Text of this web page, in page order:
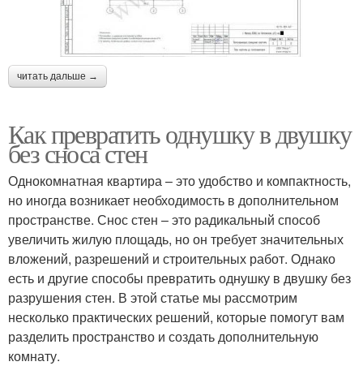
читать дальше →
Как превратить однушку в двушку
без сноса стен
Однокомнатная квартира – это удобство и компактность,
но иногда возникает необходимость в дополнительном
пространстве. Снос стен – это радикальный способ
увеличить жилую площадь, но он требует значительных
вложений, разрешений и строительных работ. Однако
есть и другие способы превратить однушку в двушку без
разрушения стен. В этой статье мы рассмотрим
несколько практических решений, которые помогут вам
разделить пространство и создать дополнительную
комнату.